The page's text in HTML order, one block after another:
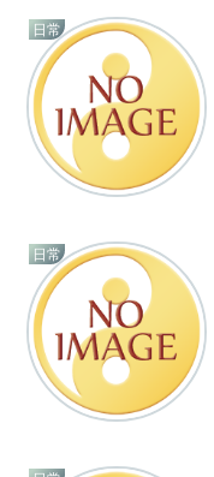
日常
日常